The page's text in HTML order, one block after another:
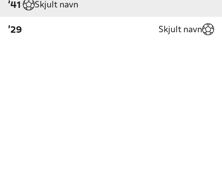
'41 Skjult navn
'29 Skjult navn